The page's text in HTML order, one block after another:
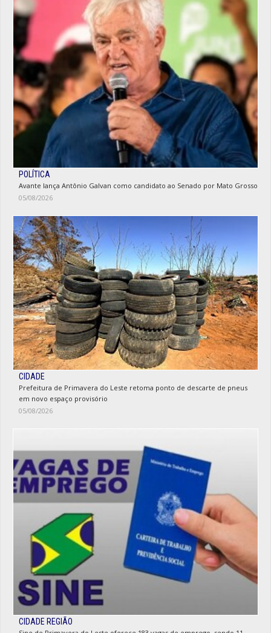
POLÍTICA
Avante lança Antônio Galvan como candidato ao Senado por Mato Grosso
05/08/2026
CIDADE
Prefeitura de Primavera do Leste retoma ponto de descarte de pneus
em novo espaço provisório
05/08/2026
CIDADE REGIÃO